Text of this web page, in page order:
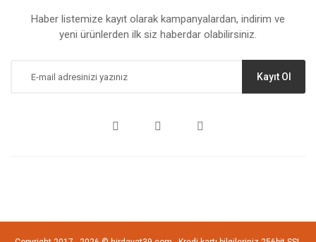
Haber listemize kayıt olarak kampanyalardan, indirim ve
yeni ürünlerden ilk siz haberdar olabilirsiniz.
Kayıt Ol